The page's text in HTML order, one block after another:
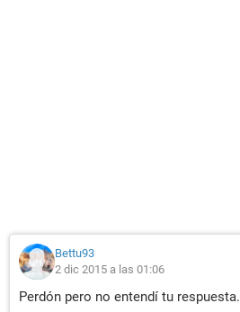
Bettu93
2 dic 2015 a las 01:06
Perdón pero no entendí tu respuesta.